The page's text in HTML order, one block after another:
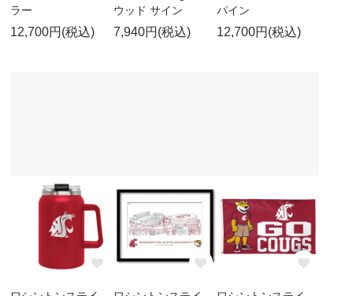
ラー
12,700円(税込)
ウッド サイン
7,940円(税込)
パイン
12,700円(税込)